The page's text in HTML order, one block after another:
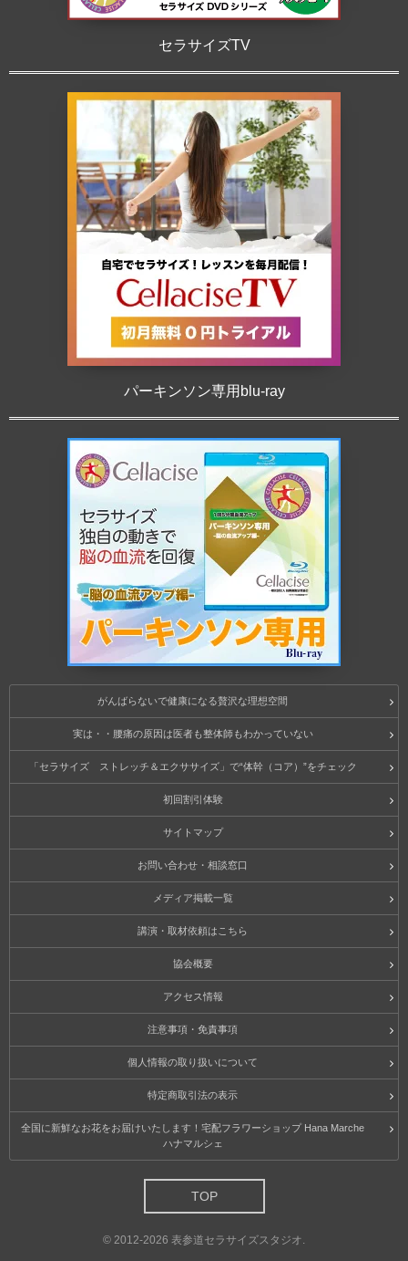
セラサイズTV
パーキンソン専用blu-ray
がんばらないで健康になる贅沢な理想空間
実は・・腰痛の原因は医者も整体師もわかっていない
「セラサイズ ストレッチ＆エクササイズ」で“体幹（コア）”をチェック
初回割引体験
サイトマップ
お問い合わせ・相談窓口
メディア掲載一覧
講演・取材依頼はこちら
協会概要
アクセス情報
注意事項・免責事項
個人情報の取り扱いについて
特定商取引法の表示
全国に新鮮なお花をお届けいたします！宅配フラワーショップ Hana Marche
ハナマルシェ
TOP
© 2012-2026 表参道セラサイズスタジオ.